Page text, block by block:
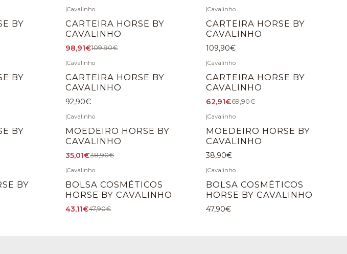
BY
|Cavalinho
CARTEIRA HORSE BY
CAVALINHO
98,91€109,90€
|Cavalinho
CARTEIRA HORSE BY
CAVALINHO
109,90€
BY
|Cavalinho
CARTEIRA HORSE BY
CAVALINHO
92,90€
|Cavalinho
CARTEIRA HORSE BY
CAVALINHO
62,91€69,90€
BY
|Cavalinho
MOEDEIRO HORSE BY
CAVALINHO
35,01€38,90€
|Cavalinho
MOEDEIRO HORSE BY
CAVALINHO
38,90€
BY
|Cavalinho
BOLSA COSMÉTICOS
HORSE BY CAVALINHO
43,11€47,90€
|Cavalinho
BOLSA COSMÉTICOS
HORSE BY CAVALINHO
47,90€